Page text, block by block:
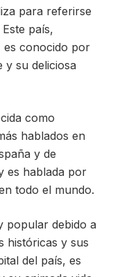
para referirse
país,
es conocido por
su deliciosa
como
hablados en
y de
es hablada por
todo el mundo.
popular debido a
históricas y sus
del país, es